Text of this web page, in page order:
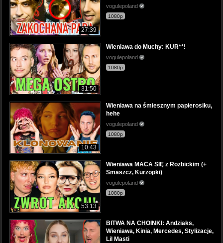
27:39
vogulepoland
1080p
31:50
Wieniawa do Muchy: KUR**!
vogulepoland
1080p
10:43
Wieniawa na śmiesznym papierosiku,
hehe
vogulepoland
1080p
53:13
Wieniawa MACA SIĘ z Rozbickim (+
Smaszcz, Kurzopki)
vogulepoland
1080p
BITWA NA CHOINKI: Andziaks,
Wieniawa, Kinia, Mercedes, Stylizacje,
Lil Masti